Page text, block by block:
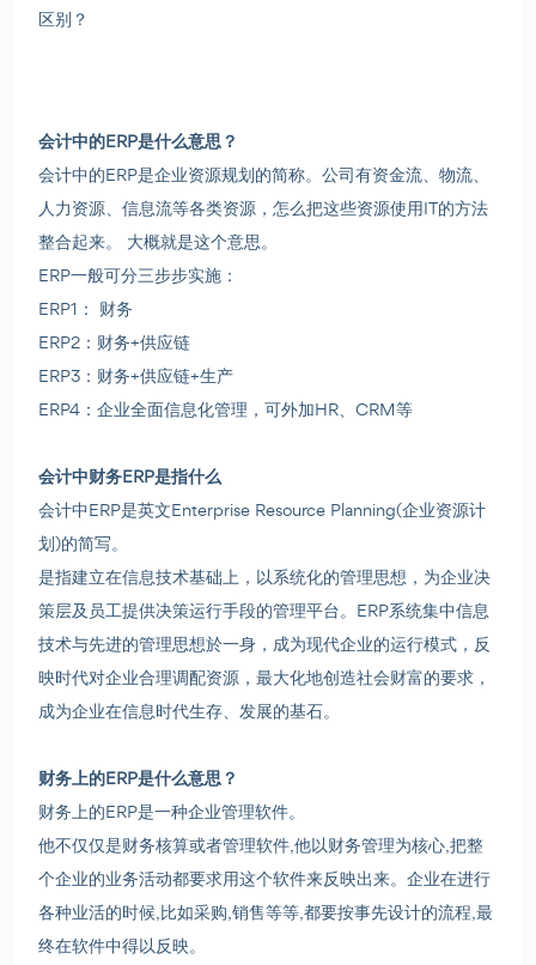
区别？
会计中的ERP是什么意思？
会计中的ERP是企业资源规划的简称。公司有资金流、物流、
人力资源、信息流等各类资源，怎么把这些资源使用IT的方法
整合起来。 大概就是这个意思。
ERP一般可分三步步实施：
ERP1： 财务
ERP2：财务+供应链
ERP3：财务+供应链+生产
ERP4：企业全面信息化管理，可外加HR、CRM等
会计中财务ERP是指什么
会计中ERP是英文Enterprise Resource Planning(企业资源计
划)的简写。
是指建立在信息技术基础上，以系统化的管理思想，为企业决
策层及员工提供决策运行手段的管理平台。ERP系统集中信息
技术与先进的管理思想於一身，成为现代企业的运行模式，反
映时代对企业合理调配资源，最大化地创造社会财富的要求，
成为企业在信息时代生存、发展的基石。
财务上的ERP是什么意思？
财务上的ERP是一种企业管理软件。
他不仅仅是财务核算或者管理软件,他以财务管理为核心,把整
个企业的业务活动都要求用这个软件来反映出来。企业在进行
各种业活的时候,比如采购,销售等等,都要按事先设计的流程,最
终在软件中得以反映。